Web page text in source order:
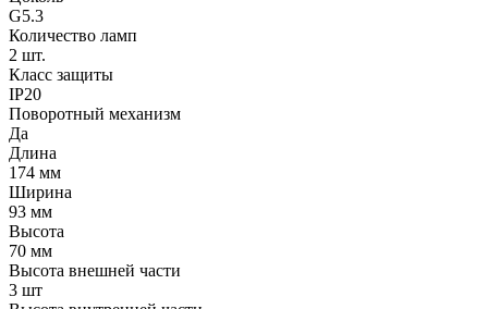
G5.3
Количество ламп
2 шт.
Класс защиты
IP20
Поворотный механизм
Да
Длина
174 мм
Ширина
93 мм
Высота
70 мм
Высота внешней части
3 шт